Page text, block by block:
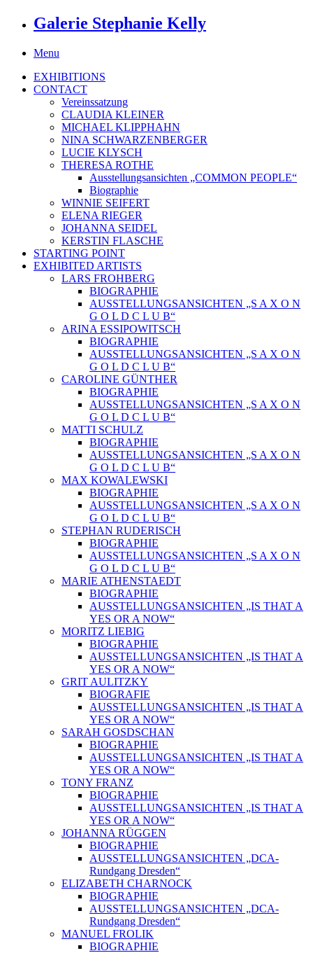
Galerie Stephanie Kelly
Menu
EXHIBITIONS
CONTACT
Vereinssatzung
CLAUDIA KLEINER
MICHAEL KLIPPHAHN
NINA SCHWARZENBERGER
LUCIE KLYSCH
THERESA ROTHE
Ausstellungsansichten „COMMON PEOPLE“
Biographie
WINNIE SEIFERT
ELENA RIEGER
JOHANNA SEIDEL
KERSTIN FLASCHE
STARTING POINT
EXHIBITED ARTISTS
LARS FROHBERG
BIOGRAPHIE
AUSSTELLUNGSANSICHTEN „S A X O N
G O L D C L U B“
ARINA ESSIPOWITSCH
BIOGRAPHIE
AUSSTELLUNGSANSICHTEN „S A X O N
G O L D C L U B“
CAROLINE GÜNTHER
BIOGRAPHIE
AUSSTELLUNGSANSICHTEN „S A X O N
G O L D C L U B“
MATTI SCHULZ
BIOGRAPHIE
AUSSTELLUNGSANSICHTEN „S A X O N
G O L D C L U B“
MAX KOWALEWSKI
BIOGRAPHIE
AUSSTELLUNGSANSICHTEN „S A X O N
G O L D C L U B“
STEPHAN RUDERISCH
BIOGRAPHIE
AUSSTELLUNGSANSICHTEN „S A X O N
G O L D C L U B“
MARIE ATHENSTAEDT
BIOGRAPHIE
AUSSTELLUNGSANSICHTEN „IS THAT A
YES OR A NOW“
MORITZ LIEBIG
BIOGRAPHIE
AUSSTELLUNGSANSICHTEN „IS THAT A
YES OR A NOW“
GRIT AULITZKY
BIOGRAFIE
AUSSTELLUNGSANSICHTEN „IS THAT A
YES OR A NOW“
SARAH GOSDSCHAN
BIOGRAPHIE
AUSSTELLUNGSANSICHTEN „IS THAT A
YES OR A NOW“
TONY FRANZ
BIOGRAPHIE
AUSSTELLUNGSANSICHTEN „IS THAT A
YES OR A NOW“
JOHANNA RÜGGEN
BIOGRAPHIE
AUSSTELLUNGSANSICHTEN „DCA-
Rundgang Dresden“
ELIZABETH CHARNOCK
BIOGRAPHIE
AUSSTELLUNGSANSICHTEN „DCA-
Rundgang Dresden“
MANUEL FROLIK
BIOGRAPHIE